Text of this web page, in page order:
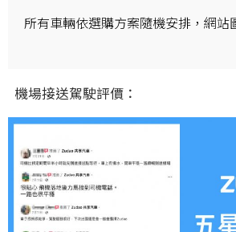
所有車輛依選購方案隨機安排，網站
機場接送駕駛評價：